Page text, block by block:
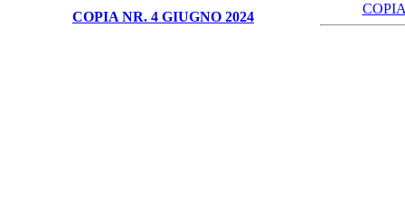
COPIA NR. 4 GIUGNO 2024